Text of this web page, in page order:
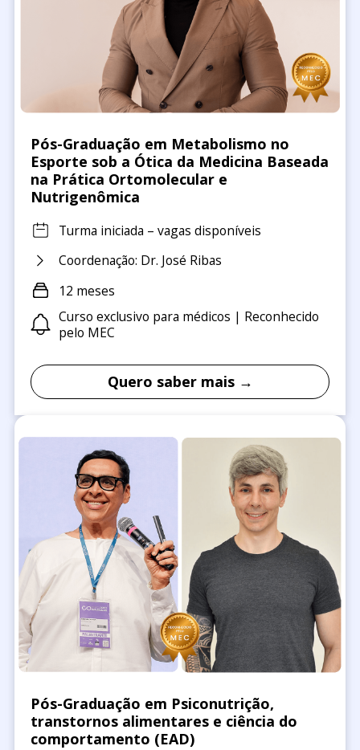
Pós-Graduação em Metabolismo no
Esporte sob a Ótica da Medicina Baseada
na Prática Ortomolecular e
Nutrigenômica
Turma iniciada – vagas disponíveis
Coordenação: Dr. José Ribas
12 meses
Curso exclusivo para médicos | Reconhecido
pelo MEC
Quero saber mais →
Pós-Graduação em Psiconutrição,
transtornos alimentares e ciência do
comportamento (EAD)